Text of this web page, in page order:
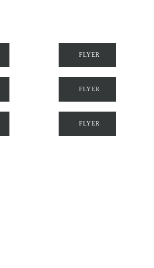
FLYER
FLYER
FLYER